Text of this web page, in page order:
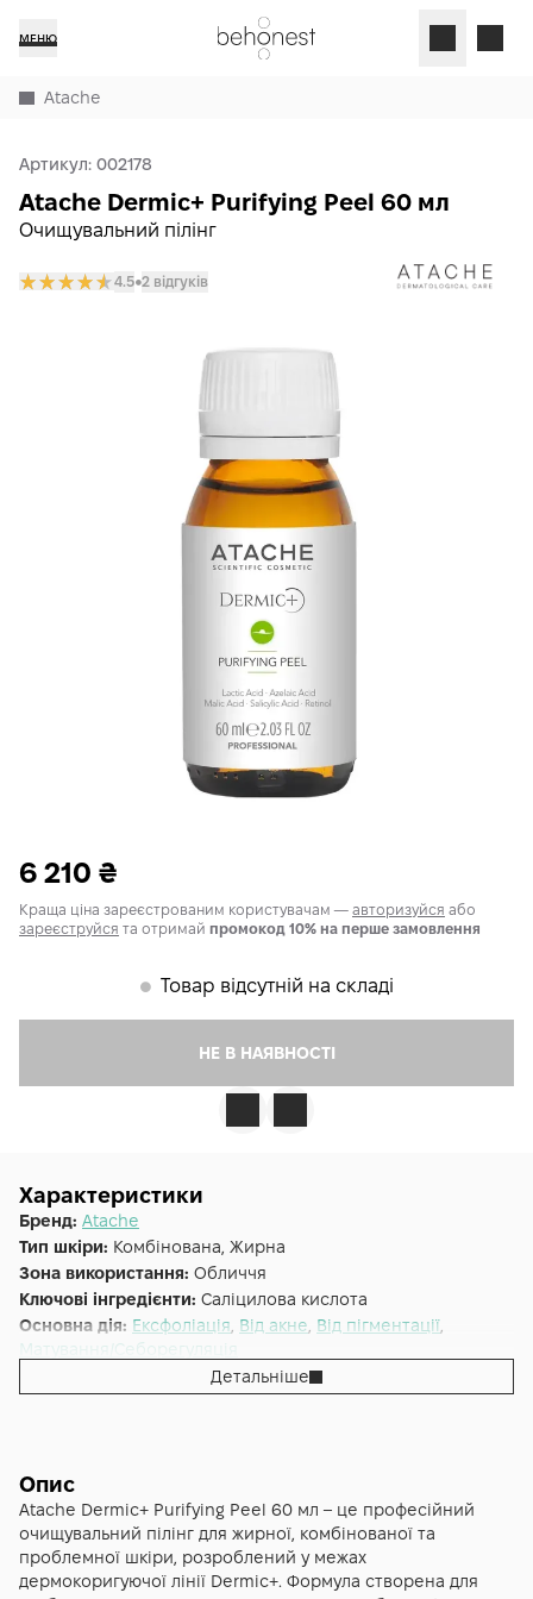
МЕНЮ
Atache
Артикул: 002178
Очищувальний пілінг
Atache Dermic+ Purifying Peel 60 мл
4.5𒊹2 відгуків
6 210 ₴
Краща ціна зареєстрованим користувачам — авторизуйся або
зареєструйся та отримай промокод 10% на перше замовлення
𒊹 Товар відсутній на складі
НЕ В НАЯВНОСТІ
Характеристики
Бренд: Atache
Тип шкіри: Комбінована, Жирна
Зона використання: Обличчя
Ключові інгредієнти: Саліцилова кислота
Основна дія: Ексфоліація Від акне Від пігментації
Матування/Себорегуляція
Детальніше
Опис
Atache Dermic+ Purifying Peel 60 мл – це професійний
очищувальний пілінг для жирної, комбінованої та
проблемної шкіри, розроблений у межах
дермокоригуючої лінії Dermic+. Формула створена для